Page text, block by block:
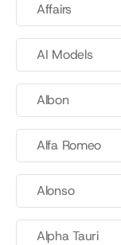
Affairs
AI Models
Albon
Alfa Romeo
Alonso
Alpha Tauri